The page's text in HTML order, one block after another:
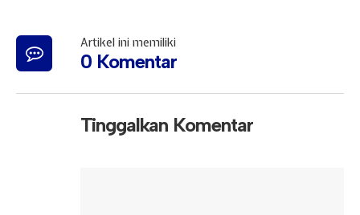
Artikel ini memiliki
0 Komentar
Tinggalkan Komentar